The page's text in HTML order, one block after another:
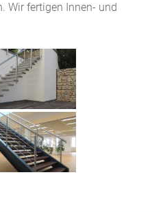
Wir fertigen Innen- und